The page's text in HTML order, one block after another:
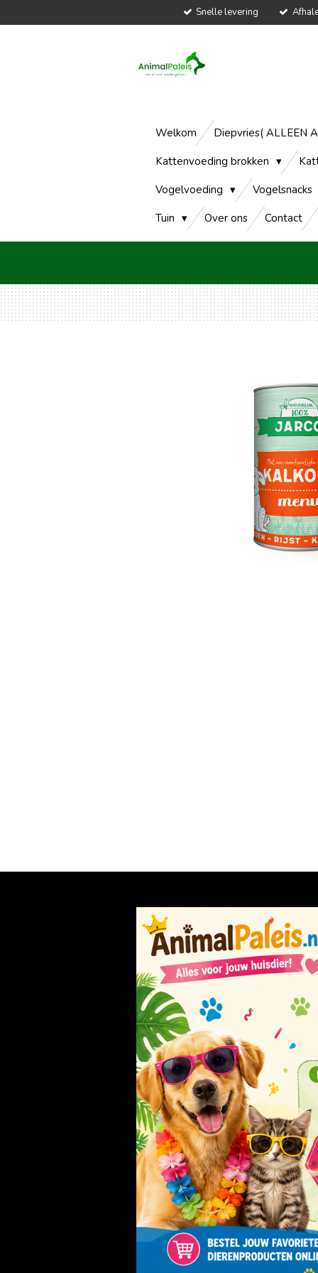
Snelle levering
Welkom Diepvries( ALLEEN
Kattenvoeding brokken
Vogelvoeding
Vogelsnacks
Tuin
Over ons Contact